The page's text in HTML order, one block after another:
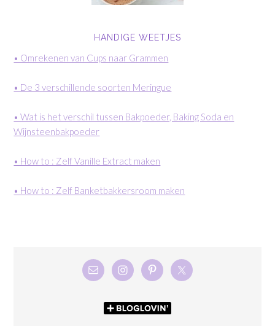
HANDIGE WEETJES
• Omrekenen van Cups naar Grammen
• De 3 verschillende soorten Meringue
• Wat is het verschil tussen Bakpoeder, Baking Soda en
Wijnsteenbakpoeder
• How to : Zelf Vanille Extract maken
• How to : Zelf Banketbakkersroom maken